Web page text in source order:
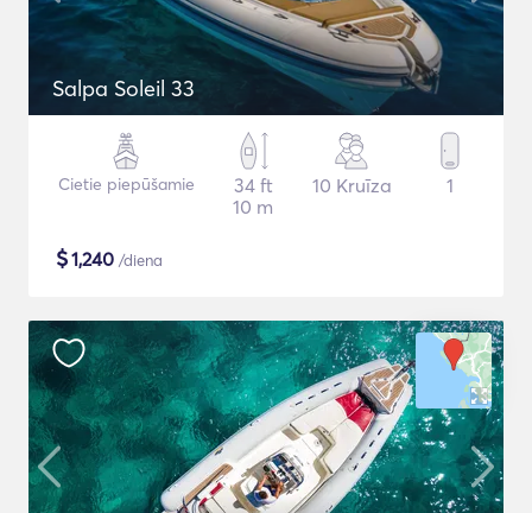
Salpa Soleil 33
Cietie piepūšamie
34 ft
10 m
10 Kruīza 1
$1,240 /diena